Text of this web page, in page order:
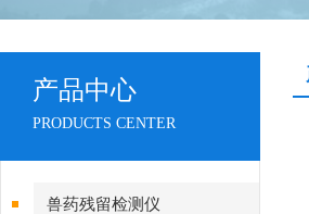
产品中心
PRODUCTS CENTER
兽药残留检测仪